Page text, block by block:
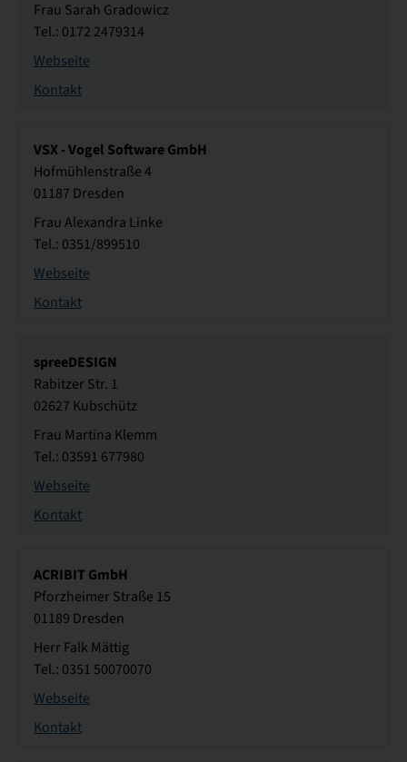
Frau Sarah Gradowicz
Tel.: 0172 2479314
Webseite
Kontakt
VSX - Vogel Software GmbH
Hofmühlenstraße 4
01187 Dresden
Frau Alexandra Linke
Tel.: 0351/899510
Webseite
Kontakt
spreeDESIGN
Rabitzer Str. 1
02627 Kubschütz
Frau Martina Klemm
Tel.: 03591 677980
Webseite
Kontakt
ACRIBIT GmbH
Pforzheimer Straße 15
01189 Dresden
Herr Falk Mättig
Tel.: 0351 50070070
Webseite
Kontakt